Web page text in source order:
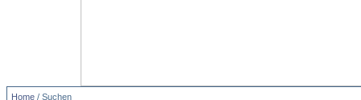
Home / Suchen